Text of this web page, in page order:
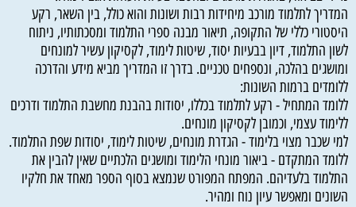
המדריך לתלמוד מורכב מיחידות רבות ושונות והוא כולל, בין השאר, רקע
היסטורי כללי של התקופה, תיאור מבנה ספרי התלמוד ומסכתותיו, ניתוח
לשון התלמוד, דיון בבעיות יסוד, שיטות לימוד, לקסיקון עשיר למונחים
ומושגים בהלכה, ונספחים טכניים. בדרך זו המדריך מביא מידע והדרכה
ללומדים ברמות השונות:
ללומד המתחיל - רקע לתלמוד בכללו, יסודות בהבנת מחשבת התלמוד ודרכים
ללימוד עצמי, וכמובן לקסיקון מונחים.
למי שכבר מצוי בלימוד - הגדרת מונחים, שיטות לימוד, יסודות שפת התלמוד.
ללומד המתקדם - ביאור מונחי הלימוד ומושגים הלכתיים שאין להבין את
התלמוד בלעדיהם. המפתח המפורט שנמצא בסוף הספר מאחד את חלקיו
השונים ומאפשר עיון נוח ומהיר.